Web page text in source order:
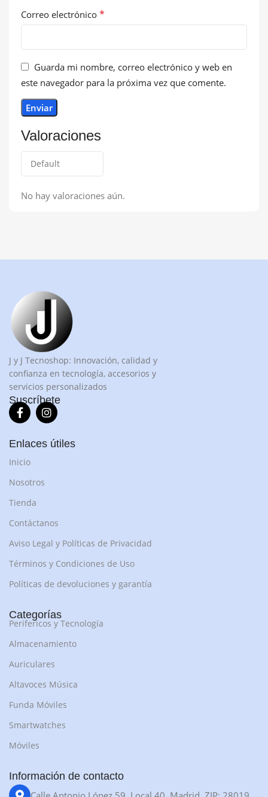
Valoraciones
No hay valoraciones aún.
Correo electrónico *
Guarda mi nombre, correo electrónico y web en
este navegador para la próxima vez que comente.
J y J Tecnoshop: Innovación, calidad y
confianza en tecnología, accesorios y
servicios personalizados
Suscríbete
Enlaces útiles
Inicio
Nosotros
Tienda
Contáctanos
Aviso Legal y Políticas de Privacidad
Términos y Condiciones de Uso
Políticas de devoluciones y garantía
Categorías
Perifericos y Tecnología
Almacenamiento
Auriculares
Altavoces Música
Funda Móviles
Smartwatches
Móviles
Información de contacto